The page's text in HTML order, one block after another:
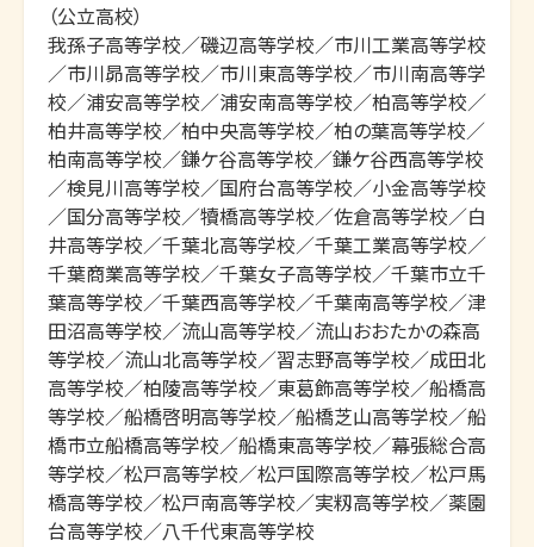
（公立高校）
我孫子高等学校／磯辺高等学校／市川工業高等学校
／市川昴高等学校／市川東高等学校／市川南高等学
校／浦安高等学校／浦安南高等学校／柏高等学校／
柏井高等学校／柏中央高等学校／柏の葉高等学校／
柏南高等学校／鎌ケ谷高等学校／鎌ケ谷西高等学校
／検見川高等学校／国府台高等学校／小金高等学校
／国分高等学校／犢橋高等学校／佐倉高等学校／白
井高等学校／千葉北高等学校／千葉工業高等学校／
千葉商業高等学校／千葉女子高等学校／千葉市立千
葉高等学校／千葉西高等学校／千葉南高等学校／津
田沼高等学校／流山高等学校／流山おおたかの森高
等学校／流山北高等学校／習志野高等学校／成田北
高等学校／柏陵高等学校／東葛飾高等学校／船橋高
等学校／船橋啓明高等学校／船橋芝山高等学校／船
橋市立船橋高等学校／船橋東高等学校／幕張総合高
等学校／松戸高等学校／松戸国際高等学校／松戸馬
橋高等学校／松戸南高等学校／実籾高等学校／薬園
台高等学校／八千代東高等学校